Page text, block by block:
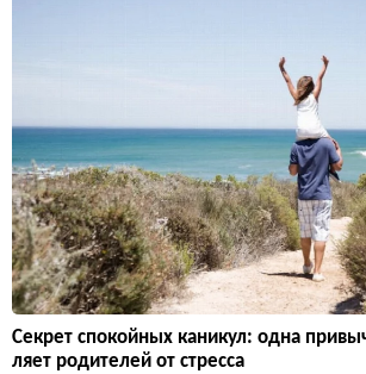
Секрет спокойных каникул: одна
ляет родителей от стресса